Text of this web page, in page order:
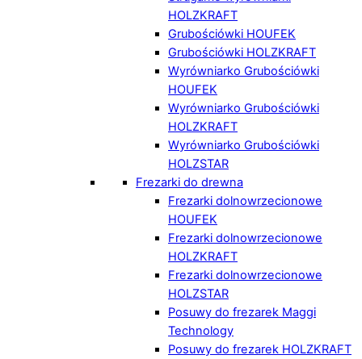
HOLZKRAFT
Grubościówki HOUFEK
Grubościówki HOLZKRAFT
Wyrówniarko Grubościówki
HOUFEK
Wyrówniarko Grubościówki
HOLZKRAFT
Wyrówniarko Grubościówki
HOLZSTAR
Frezarki do drewna
Frezarki dolnowrzecionowe
HOUFEK
Frezarki dolnowrzecionowe
HOLZKRAFT
Frezarki dolnowrzecionowe
HOLZSTAR
Posuwy do frezarek Maggi
Technology
Posuwy do frezarek HOLZKRAFT